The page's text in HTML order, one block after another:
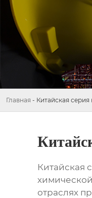
Главная - Китайская
Китайская
отраслях